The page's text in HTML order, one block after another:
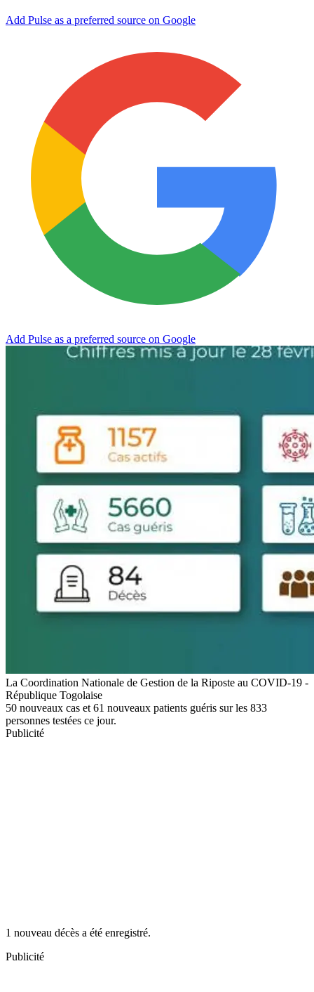
Add Pulse as a preferred source on Google
Add Pulse as a preferred source on Google
La Coordination Nationale de Gestion de la Riposte au COVID-19 -
République Togolaise
50 nouveaux cas et 61 nouveaux patients guéris sur les 833
personnes testées ce jour.
Publicité
1 nouveau décès a été enregistré.
Publicité